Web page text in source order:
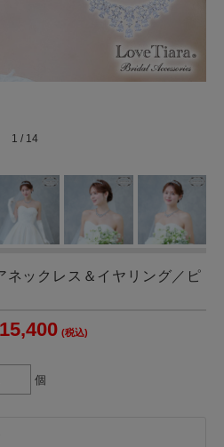
1 / 14
ネックレス＆イヤリング／ピ
(税込)
個